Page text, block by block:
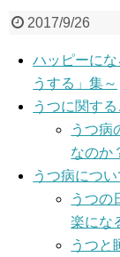
2017/9/26
ハッピーに
うする」集～
うつに関する
うつ病
なのか
うつ病につい
うつの
楽にな
うつと